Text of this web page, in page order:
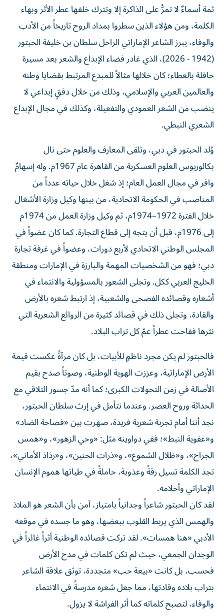
ثمة أسماءٌ لا تمرُّ على الذاكرة إلا وتترك خلفها عطر الأثر وبهاء
الكلمة، ومن هؤلاء الذين سطروا بمداد الروح تاريخاً من الأدب
والوفاء، يبرز الشاعر الإماراتي الراحل سلطان بن خليفة الحبتور
(1942 - 2026)، الذي غادر فضاء الإبداع والشعر بعد مسيرة
حافلة بالعطاء؛ كان خلالها مثالاً للمبدع المرتبط بقضايا وطنه
والعالمين العربي والإسلامي، وذلك من خلال دفقٍ إبداعي لا
ينضب من الشعر العمودي والتفعيلة، وكذلك في مجال الإبداع
الشعري النبطي.
وُلد الحبتور في دبي، وتلقى المعارف والعلوم حتى نال
بكالوريوس العلوم العسكرية من القاهرة عام 1967م. وله إسهامٌ
وافر في مجال العمل العام؛ إذ شغل خلال حياته عدداً من
المناصب في الحكومة الاتحادية، من بينها وكيل وزارة الأشغال
خلال الفترة 1972–1974م، ثم وكيل وزارة العمل من 1974م
إلى 1976م، قبل أن يتجه إلى قطاع التجارة. كما كان عضواً في
المجلس الوطني الاتحادي لأربع دورات، وعضواً في غرفة تجارة
دبي؛ فهو من الشخصيات المهمة والبارزة في الإمارات ومنطقة
الخليج العربي ككل. وتجلى الشعور بالمسؤولية والانتماء في
أشعاره وقصائده الفصحى والشعبية، إذ ارتبط شعره بالأرض
والقادة، وتجلى ذلك في قصائد كثيرة من الروائع الشعرية التي
نثرها ففاحت عطراً عمّ كل تراب البلاد.
فالحبتور لم يكن مجرد ناظمٍ للأبيات، بل كان مرآةً عكست قيمة
الأرض الإماراتية، وعززت الهوية الوطنية، وصوتاً صدح بقيم
الأصالة في زمن التحولات الكبرى؛ كما أنه مدّ جسور التلاقي مع
الحداثة وروح العصر. وعندما نتأمل في إرث سلطان الحبتور،
نجد أننا أمام تجربة شعرية فريدة، صهرت بين «فصاحة الضاد»
و«عفوية النبط»؛ ففي دواوينه مثل: «وحي الزهور»، و«همس
الجراح»، و«ظلال الشموع»، و«ذرات الحنين»، و«رذاذ الأماني»،
تجد الكلمة تسيل رقةً وعذوبة، حاملةً في طياتها هموم الإنسان
الإماراتي وأحلامه.
لقد كان الحبتور شاعراً وجدانياً بامتياز، آمن بأن الشعر هو الملاذ
والهمس الذي يربط القلوب ببعضها، وهو ما جسده في موقعه
الأدبي «هنا همسات». لقد تركت قصائده الوطنية أثراً غائراً في
الوجدان الجمعي، حيث لم تكن كلمات في مدح الأرض
فحسب، بل كانت «بيعة حب» متجددة، توثق علاقة الشاعر
بتراب بلاده وقادتها، مما جعل شعره مدرسةً في الانتماء
والوفاء، لتصبح كلماته كما أثر الفراشة لا يزول.